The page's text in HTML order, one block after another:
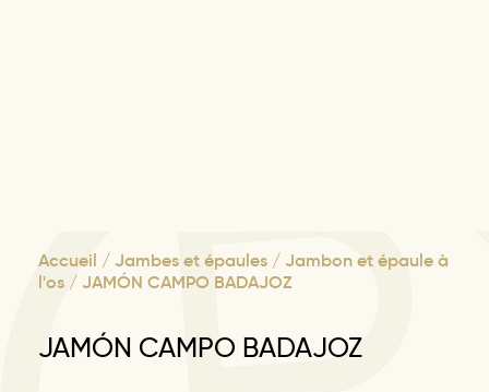
Accueil / Jambes et épaules / Jambon et épaule à
l'os / JAMÓN CAMPO BADAJOZ
JAMÓN CAMPO BADAJOZ